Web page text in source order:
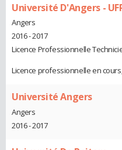
Université D'Angers -
Angers
2016 - 2017
Licence Professionnelle
Licence professionnelle en
Université Angers
Angers
2016 - 2017